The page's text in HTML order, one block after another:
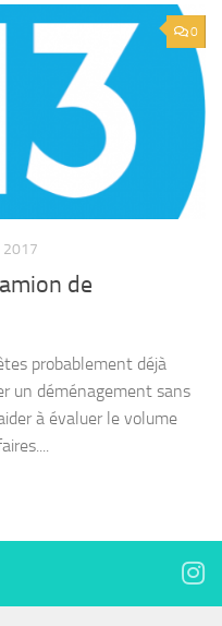
0
2017
de
probablement déjà
un déménagement sans
à évaluer le volume